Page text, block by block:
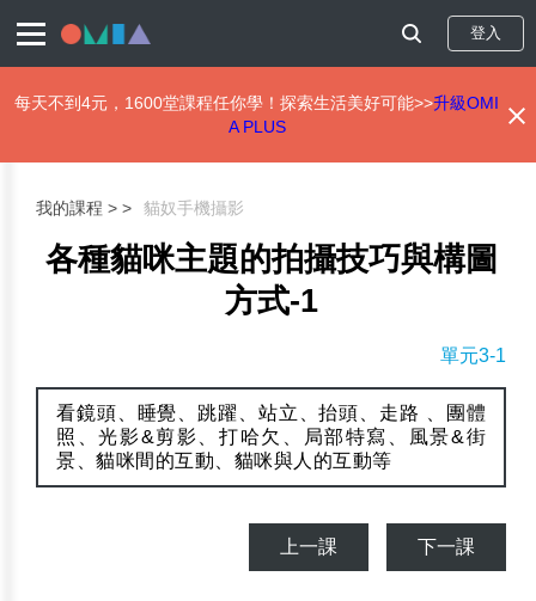
登入
每天不到4元，1600堂課程任你學！探索生活美好可能>>升級OMI
A PLUS
我的課程 > 貓奴手機攝影
各種貓咪主題的拍攝技巧與構圖
方式-1
單元3-1
看鏡頭、睡覺、跳躍、站立、抬頭、走路 、團體
照、光影&剪影、打哈欠、局部特寫、風景&街
景、貓咪間的互動、貓咪與人的互動等
上一課 下一課